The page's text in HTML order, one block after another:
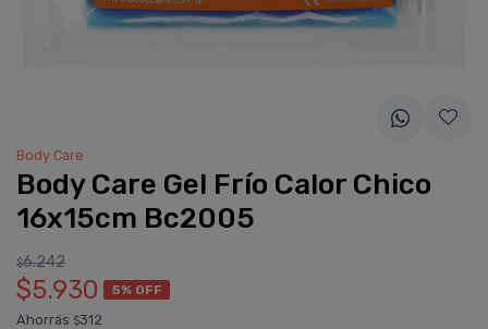
Body Care
Body Care Gel Frí­o Calor Chico
16x15cm Bc2005
$6.242
$5.930 5% OFF
Ahorrás $312